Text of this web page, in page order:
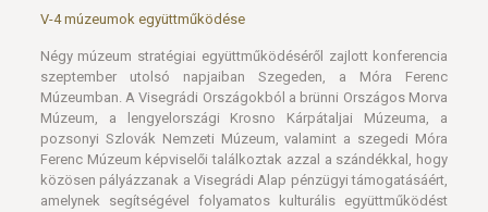
V-4 múzeumok együttműködése
Négy múzeum stratégiai együttműködéséről zajlott konferencia
szeptember utolsó napjaiban Szegeden, a Móra Ferenc
Múzeumban. A Visegrádi Országokból a brünni Országos Morva
Múzeum, a lengyelországi Krosno Kárpátaljai Múzeuma, a
pozsonyi Szlovák Nemzeti Múzeum, valamint a szegedi Móra
Ferenc Múzeum képviselői találkoztak azzal a szándékkal, hogy
közösen pályázzanak a Visegrádi Alap pénzügyi támogatásáért,
amelynek segítségével folyamatos kulturális együttműködést